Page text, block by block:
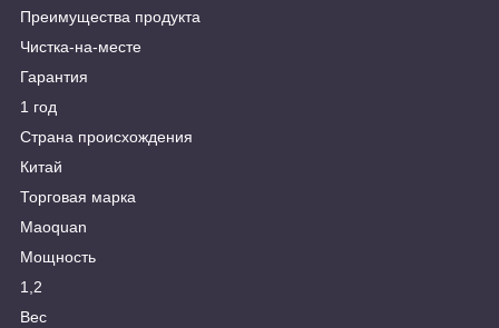
Преимущества продукта
Чистка-на-месте
Гарантия
1 год
Страна происхождения
Китай
Торговая марка
Maoquan
Мощность
1,2
Вес